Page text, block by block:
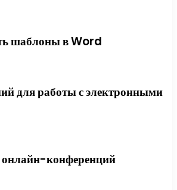
шаблоны в Word
для работы с электронными
конференций